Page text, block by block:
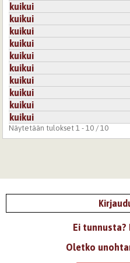
kuikui
kuikui
kuikui
kuikui
kuikui
kuikui
kuikui
kuikui
kuikui
kuikui
Näytetään tulokset 1 - 10 / 10
Ei
Oletko